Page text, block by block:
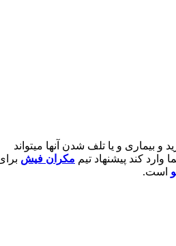
و بیماری و یا تلف شدن آنها میتواند
وارد کند پیشنهاد تیم مکران فیش
است.